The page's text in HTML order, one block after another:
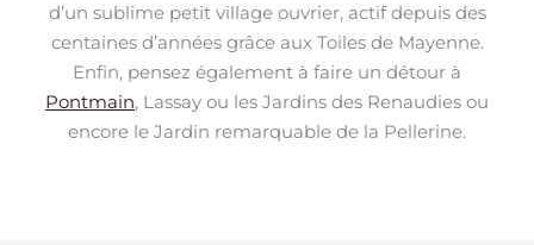
d’un sublime petit village ouvrier, actif depuis des
centaines d’années grâce aux Toiles de Mayenne.
Enfin, pensez également à faire un détour à
Pontmain, Lassay ou les Jardins des Renaudies ou
encore le Jardin remarquable de la Pellerine.